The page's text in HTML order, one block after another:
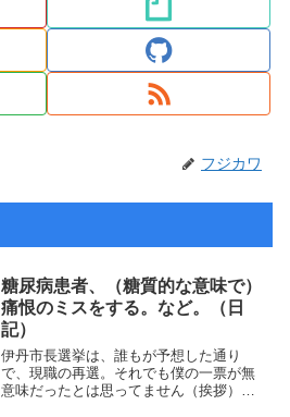
フジカワ
糖尿病患者、（糖質的な意味で）
痛恨のミスをする。など。（日
記）
伊丹市長選挙は、誰もが予想した通り
で、現職の再選。それでも僕の一票が無
意味だったとは思ってません（挨拶）。